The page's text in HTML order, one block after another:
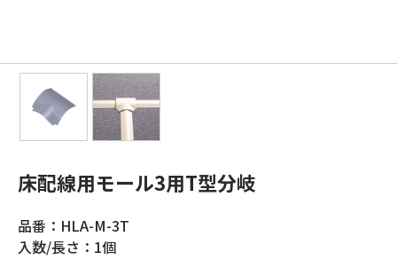
床配線用モール3用T型分岐
品番：HLA-M-3T
入数/長さ：1個